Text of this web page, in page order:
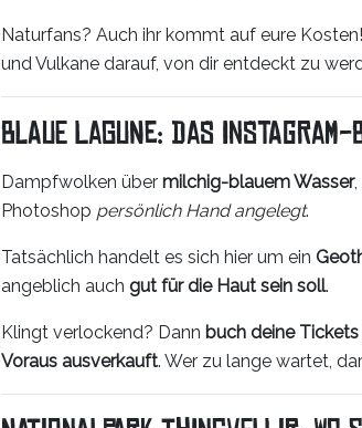
Naturfans? Auch ihr kommt auf eure
und Vulkane darauf, von dir entdeckt zu
Blaue Lagune: Das
Dampfwolken über milchig-blauem Wasser
Photoshop persönlich Hand angelegt.
Tatsächlich handelt es sich hier um ein
angeblich auch gut für die Haut sein soll.
Klingt verlockend? Dann buch deine
Voraus ausverkauft. Wer zu lange wartet,